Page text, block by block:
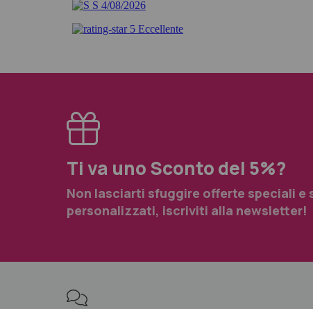
Ti va uno Sconto del 5%?
Non lasciarti sfuggire offerte speciali e
personalizzati, iscriviti alla newsletter!